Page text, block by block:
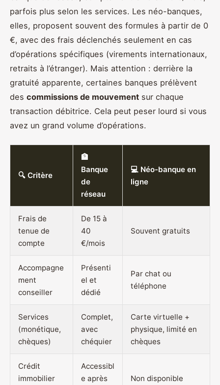
parfois plus selon les services. Les néo-banques,
elles, proposent souvent des formules à partir de 0
€, avec des frais déclenchés seulement en cas
d’opérations spécifiques (virements internationaux,
retraits à l’étranger). Mais attention : derrière la
gratuité apparente, certaines banques prélèvent
des commissions de mouvement sur chaque
transaction débitrice. Cela peut peser lourd si vous
avez un grand volume d’opérations.
🔍 Critère
🏦
Banque
de
réseau
💻 Néo-banque en
ligne
Frais de
tenue de
compte
De 15 à
40
€/mois
Souvent gratuits
Accompagne
ment
conseiller
Présenti
el et
dédié
Par chat ou
téléphone
Services
(monétique,
chèques)
Complet,
avec
chéquier
Carte virtuelle +
physique, limité en
chèques
Crédit
immobilier
Accessibl
e après
Non disponible